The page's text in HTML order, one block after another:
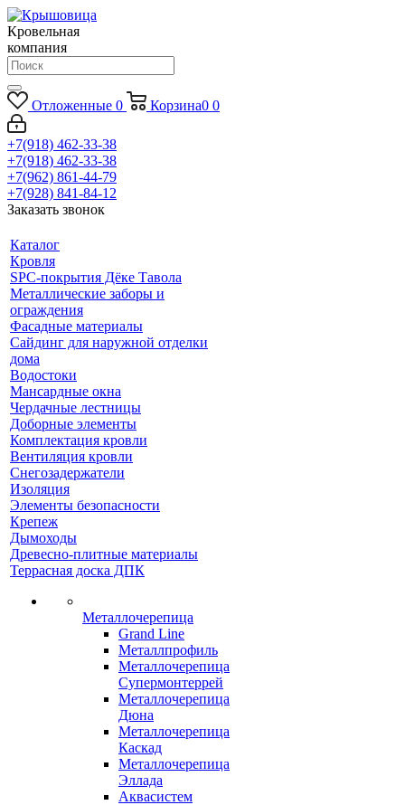
Кровельная
компания
Отложенные 0 Корзина0 0
+7(918) 462-33-38
+7(918) 462-33-38
+7(962) 861-44-79
+7(928) 841-84-12
Заказать звонок
Каталог
Кровля
SPC-покрытия Дёке Тавола
Металлические заборы и
ограждения
Фасадные материалы
Сайдинг для наружной отделки
дома
Водостоки
Мансардные окна
Чердачные лестницы
Доборные элементы
Комплектация кровли
Вентиляция кровли
Снегозадержатели
Изоляция
Элементы безопасности
Крепеж
Дымоходы
Древесно-плитные материалы
Террасная доска ДПК
Металлочерепица
Grand Line
Металлпрофиль
Металлочерепица
Супермонтеррей
Металлочерепица
Дюна
Металлочерепица
Каскад
Металлочерепица
Эллада
Аквасистем